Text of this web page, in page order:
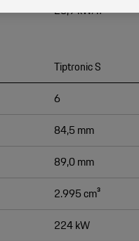
25,9 kW/h
Tiptronic S
6
84,5 mm
89,0 mm
2.995 cm³
224 kW